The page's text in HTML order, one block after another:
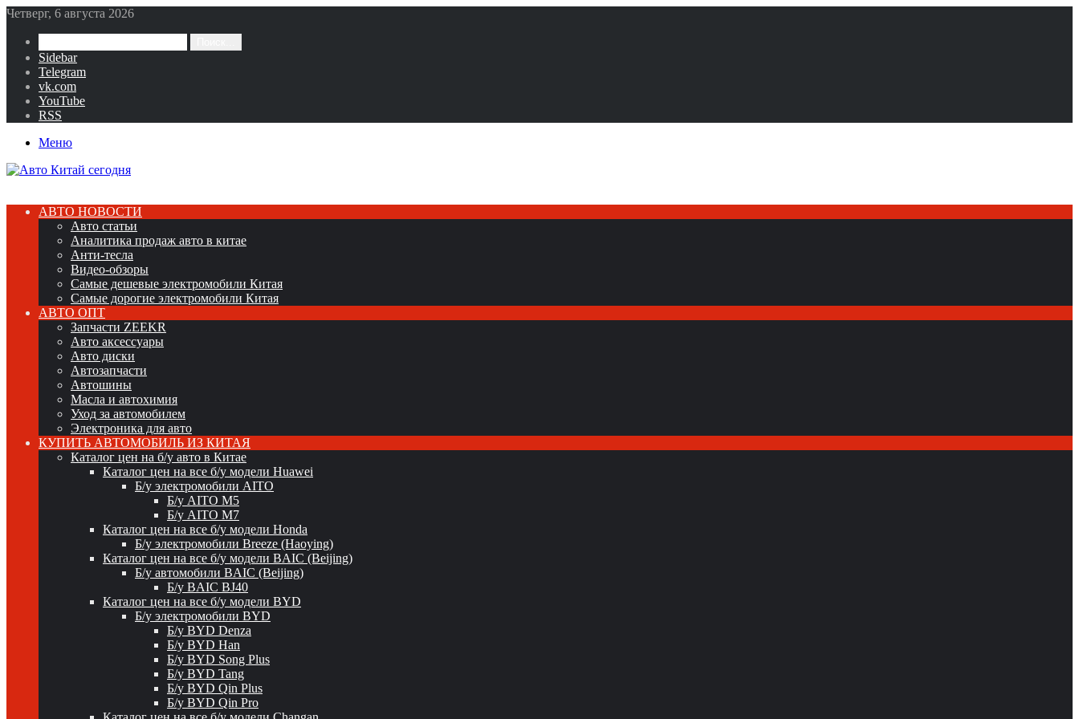
Четверг, 6 августа 2026
Sidebar
Telegram
vk.com
YouTube
RSS
Меню
АВТО НОВОСТИ
Авто статьи
Аналитика продаж авто в китае
Анти-тесла
Видео-обзоры
Самые дешевые электромобили Китая
Самые дорогие электромобили Китая
АВТО ОПТ
Запчасти ZEEKR
Авто аксессуары
Авто диски
Автозапчасти
Автошины
Масла и автохимия
Уход за автомобилем
Электроника для авто
КУПИТЬ АВТОМОБИЛЬ ИЗ КИТАЯ
Каталог цен на б/у авто в Китае
Каталог цен на все б/у модели Huawei
Б/у электромобили AITO
Б/у AITO M5
Б/у AITO M7
Каталог цен на все б/у модели Honda
Б/у электромобили Breeze (Haoying)
Каталог цен на все б/у модели BAIC (Beijing)
Б/у автомобили BAIC (Beijing)
Б/у BAIC BJ40
Каталог цен на все б/у модели BYD
Б/у электромобили BYD
Б/у BYD Denza
Б/у BYD Han
Б/у BYD Song Plus
Б/у BYD Tang
Б/у BYD Qin Plus
Б/у BYD Qin Pro